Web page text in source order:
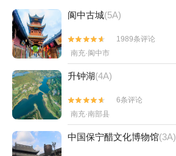
阆中古城(5A)


1989条评论
南充·阆中市
升钟湖(4A)


6条评论
南充·南部县
中国保宁醋文化博物馆(3A)